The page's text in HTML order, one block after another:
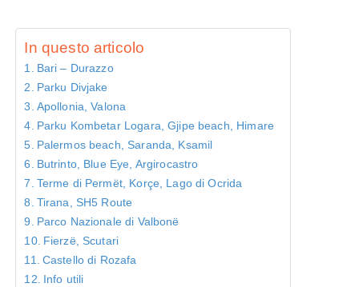
In questo articolo
Bari – Durazzo
Parku Divjake
Apollonia, Valona
Parku Kombetar Logara, Gjipe beach, Himare
Palermos beach, Saranda, Ksamil
Butrinto, Blue Eye, Argirocastro
Terme di Permët, Korçe, Lago di Ocrida
Tirana, SH5 Route
Parco Nazionale di Valbonë
Fierzë, Scutari
Castello di Rozafa
Info utili